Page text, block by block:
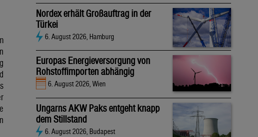
Nordex erhält Großauftrag in der
Türkei
6. August 2026, Hamburg
Europas Energieversorgung von
Rohstoffimporten abhängig
6. August 2026, Wien
Ungarns AKW Paks entgeht knapp
dem Stillstand
6. August 2026, Budapest